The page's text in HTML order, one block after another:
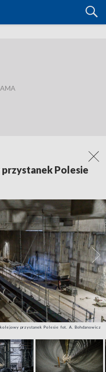
Polesie
przystanek Polesie fot. A. Bohdanowicz